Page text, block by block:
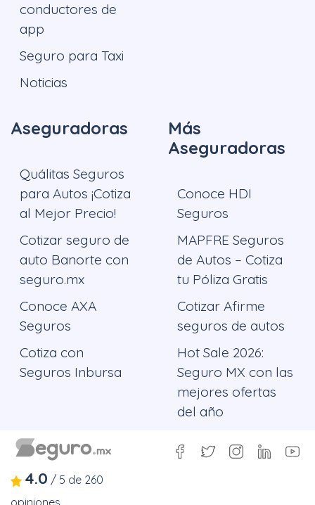
conductores de
app
Seguro para Taxi
Noticias
Aseguradoras
Quálitas Seguros
para Autos ¡Cotiza
al Mejor Precio!
Cotizar seguro de
auto Banorte con
seguro.mx
Conoce AXA
Seguros
Cotiza con
Seguros Inbursa
Más
Aseguradoras
Conoce HDI
Seguros
MAPFRE Seguros
de Autos – Cotiza
tu Póliza Gratis
Cotizar Afirme
seguros de autos
Hot Sale 2026:
Seguro MX con las
mejores ofertas
del año
4.0 / 5 de 260